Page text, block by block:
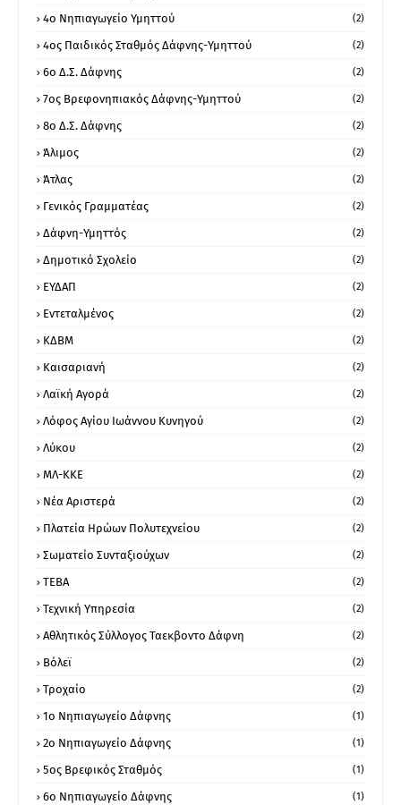
4ο Νηπιαγωγείο Υμηττού (2)
4ος Παιδικός Σταθμός Δάφνης-Υμηττού (2)
6ο Δ.Σ. Δάφνης (2)
7ος Βρεφονηπιακός Δάφνης-Υμηττού (2)
8ο Δ.Σ. Δάφνης (2)
Άλιμος (2)
Άτλας (2)
Γενικός Γραμματέας (2)
Δάφνη-Υμηττός (2)
Δημοτικό Σχολείο (2)
ΕΥΔΑΠ (2)
Εντεταλμένος (2)
ΚΔΒΜ (2)
Καισαριανή (2)
Λαϊκή Αγορά (2)
Λόφος Αγίου Ιωάννου Κυνηγού (2)
Λύκου (2)
ΜΛ-ΚΚΕ (2)
Νέα Αριστερά (2)
Πλατεία Ηρώων Πολυτεχνείου (2)
Σωματείο Συνταξιούχων (2)
ΤΕΒΑ (2)
Τεχνική Υπηρεσία (2)
Αθλητικός Σύλλογος Ταεκβοντο Δάφνη (2)
Βόλεϊ (2)
Τροχαίο (2)
1ο Νηπιαγωγείο Δάφνης (1)
2ο Νηπιαγωγείο Δάφνης (1)
5ος Βρεφικός Σταθμός (1)
6ο Νηπιαγωγείο Δάφνης (1)